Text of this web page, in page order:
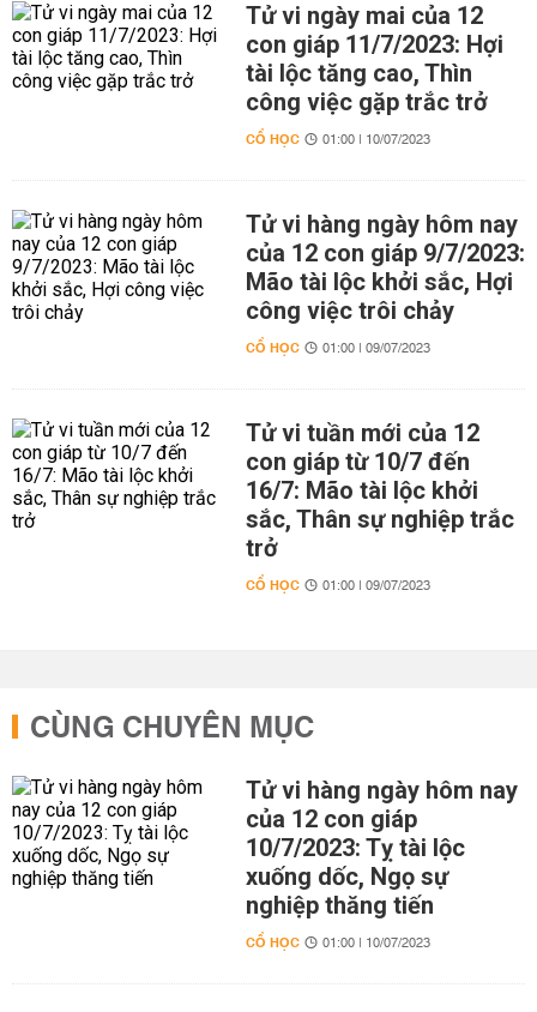
Tử vi ngày mai của 12
con giáp 11/7/2023: Hợi
tài lộc tăng cao, Thìn
công việc gặp trắc trở
CỔ HỌC 01:00 | 10/07/2023
Tử vi hàng ngày hôm nay
của 12 con giáp 9/7/2023:
Mão tài lộc khởi sắc, Hợi
công việc trôi chảy
CỔ HỌC 01:00 | 09/07/2023
Tử vi tuần mới của 12
con giáp từ 10/7 đến
16/7: Mão tài lộc khởi
sắc, Thân sự nghiệp trắc
trở
CỔ HỌC 01:00 | 09/07/2023
CÙNG CHUYÊN MỤC
Tử vi hàng ngày hôm nay
của 12 con giáp
10/7/2023: Tỵ tài lộc
xuống dốc, Ngọ sự
nghiệp thăng tiến
CỔ HỌC 01:00 | 10/07/2023